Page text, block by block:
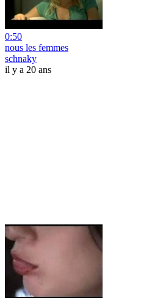
0:50
nous les femmes
schnaky
il y a 20 ans